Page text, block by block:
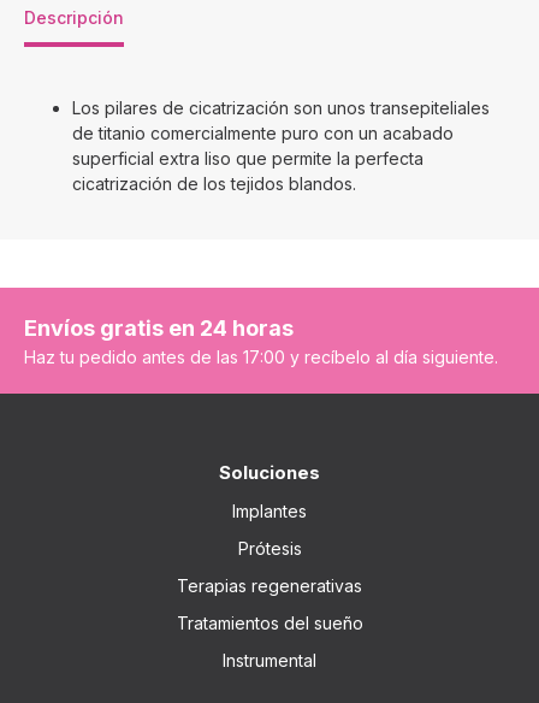
Descripción
Los pilares de cicatrización son unos transepiteliales
de titanio comercialmente puro con un acabado
superficial extra liso que permite la perfecta
cicatrización de los tejidos blandos.
Envíos gratis en 24 horas
Haz tu pedido antes de las 17:00 y recíbelo al día siguiente.
Soluciones
Implantes
Prótesis
Terapias regenerativas
Tratamientos del sueño
Instrumental